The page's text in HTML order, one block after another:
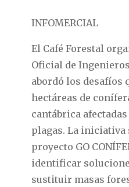
INFOMERCIAL
El Café Forestal
Oficial de
abordó los desafíos
hectáreas de
cantábrica
plagas. La iniciativa
proyecto GO
identificar
sustituir masas